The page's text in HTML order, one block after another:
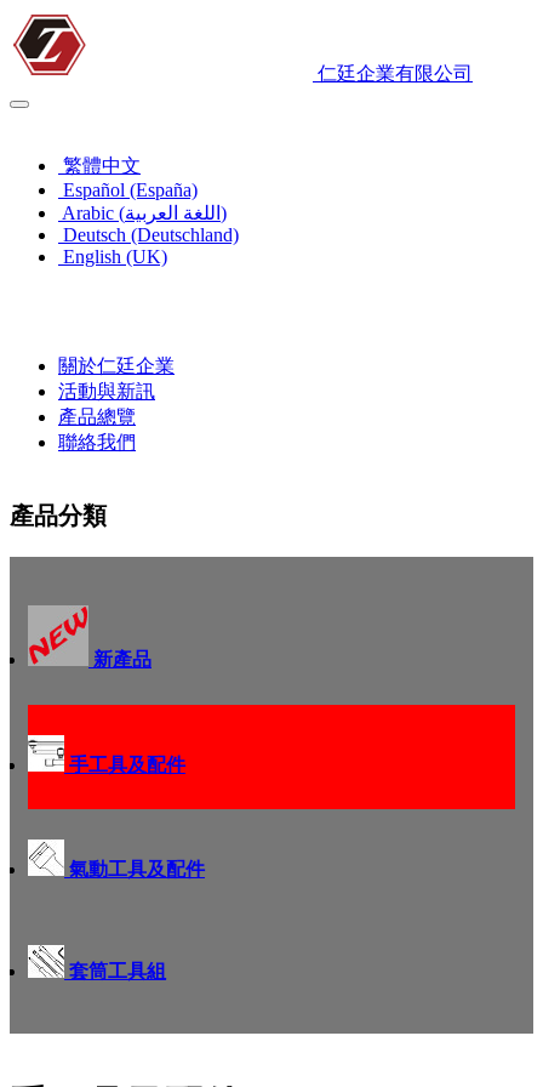
仁廷企業有限公司
繁體中文
Español (España)
Arabic (اللغة العربية)
Deutsch (Deutschland)
English (UK)
關於仁廷企業
活動與新訊
產品總覽
聯絡我們
產品分類
新產品
手工具及配件
氣動工具及配件
套筒工具組